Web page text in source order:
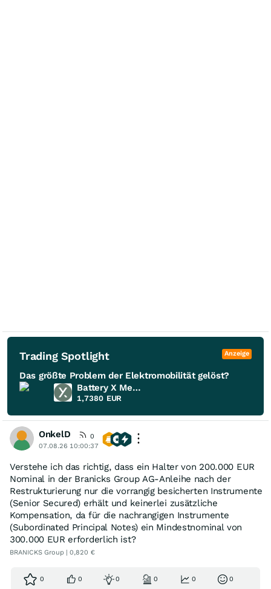
Trading Spotlight Anzeige
Das größte Problem der Elektromobilität gelöst?
Battery X Metals
1,7380 EUR
OnkelD
0
07.08.26 10:00:37
Verstehe ich das richtig, dass ein Halter von 200.000 EUR
Nominal in der Branicks Group AG-Anleihe nach der
Restrukturierung nur die vorrangig besicherten Instrumente
(Senior Secured) erhält und keinerlei zusätzliche
Kompensation, da für die nachrangigen Instrumente
(Subordinated Principal Notes) ein Mindestnominal von
300.000 EUR erforderlich ist?
BRANICKS Group | 0,820 €
0 0 0 0 0 0